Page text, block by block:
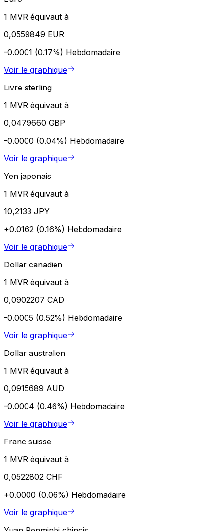
1 MVR équivaut à
0,0559849 EUR
-0.0001 (0.17%) Hebdomadaire
Voir le graphique
Livre sterling
1 MVR équivaut à
0,0479660 GBP
-0.0000 (0.04%) Hebdomadaire
Voir le graphique
Yen japonais
1 MVR équivaut à
10,2133 JPY
+0.0162 (0.16%) Hebdomadaire
Voir le graphique
Dollar canadien
1 MVR équivaut à
0,0902207 CAD
-0.0005 (0.52%) Hebdomadaire
Voir le graphique
Dollar australien
1 MVR équivaut à
0,0915689 AUD
-0.0004 (0.46%) Hebdomadaire
Voir le graphique
Franc suisse
1 MVR équivaut à
0,0522802 CHF
+0.0000 (0.06%) Hebdomadaire
Voir le graphique